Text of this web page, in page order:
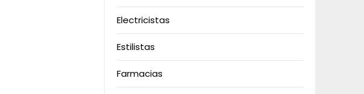
Electricistas
Estilistas
Farmacias